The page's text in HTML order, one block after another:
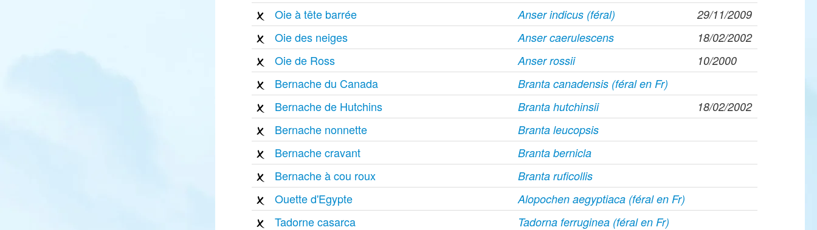
Oie à tête barrée Anser indicus (féral) 29/11/2009
Oie des neiges Anser caerulescens 18/02/2002
Oie de Ross Anser rossii 10/2000
Bernache du Canada Branta canadensis (féral en Fr)
Bernache de Hutchins Branta hutchinsii 18/02/2002
Bernache nonnette Branta leucopsis
Bernache cravant Branta bernicla
Bernache à cou roux Branta ruficollis
Ouette d'Egypte Alopochen aegyptiaca (féral en Fr)
Tadorne casarca Tadorna ferruginea (féral en Fr)